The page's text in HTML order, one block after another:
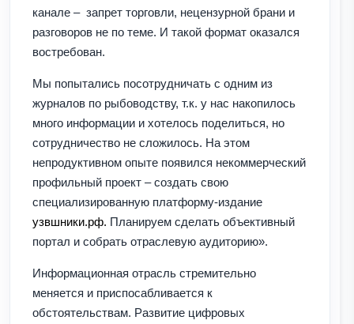
канале – запрет торговли, нецензурной брани и
разговоров не по теме. И такой формат оказался
востребован.
Мы попытались посотрудничать с одним из
журналов по рыбоводству, т.к. у нас накопилось
много информации и хотелось поделиться, но
сотрудничество не сложилось. На этом
непродуктивном опыте появился некоммерческий
профильный проект – создать свою
специализированную платформу-издание
узвшники.рф. Планируем сделать объективный
портал и собрать отраслевую аудиторию».
Информационная отрасль стремительно
меняется и приспосабливается к
обстоятельствам. Развитие цифровых